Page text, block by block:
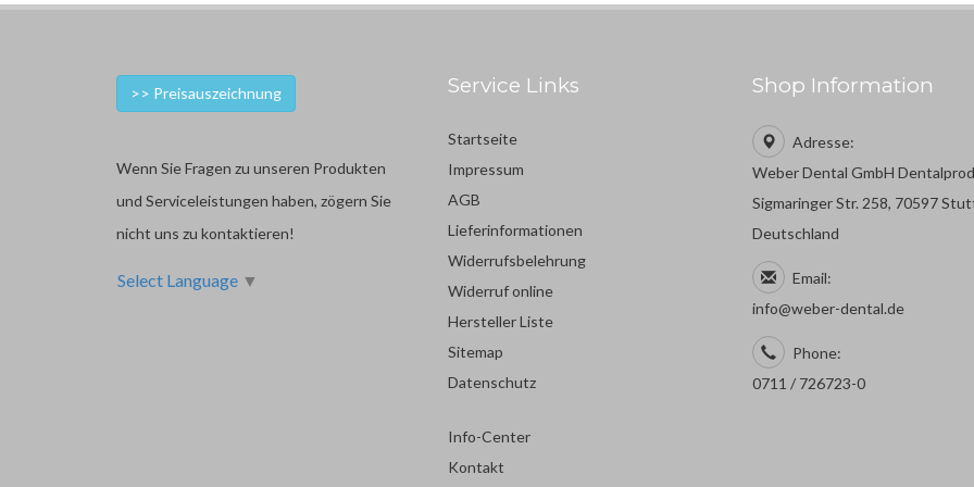
>> Preisauszeichnung
Wenn Sie Fragen zu unseren Produkten
und Serviceleistungen haben, zögern Sie
nicht uns zu kontaktieren!
Select Language ▼
Service Links
Startseite
Impressum
AGB
Lieferinformationen
Widerrufsbelehrung
Widerruf online
Hersteller Liste
Sitemap
Datenschutz
Info-Center
Kontakt
Shop Information
Adresse:
Weber Dental GmbH
Sigmaringer Str. 258, 70597
Deutschland
Email:
info@weber-dental.de
Phone:
0711 / 726723-0